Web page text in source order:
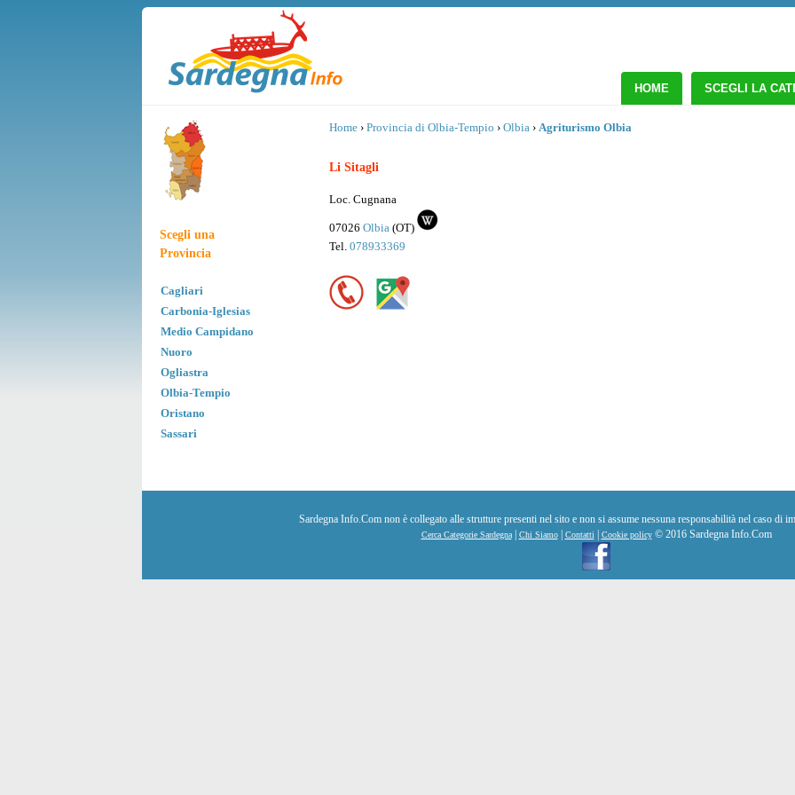
HOME SCEGLI LA
Scegli una
Provincia
Cagliari
Carbonia-Iglesias
Medio Campidano
Nuoro
Ogliastra
Olbia-Tempio
Oristano
Sassari
Home › Provincia di Olbia-Tempio › Olbia › Agriturismo Olbia
Li Sitagli
Loc. Cugnana
07026 Olbia (OT)
Tel. 078933369
Sardegna Info.Com non è collegato alle strutture presenti nel sito e non si assume nessuna responsabilità nel caso di
Cerca Categorie Sardegna| Chi Siamo| Contatti Cookie policy© 2016 Sardegna Info.Com